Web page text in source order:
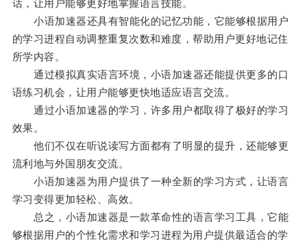
话，让用户能够更好地掌握语言技能。
小语加速器还具有智能化的记忆功能，它能够根据用户
的学习进程自动调整重复次数和难度，帮助用户更好地记住
所学内容。
通过模拟真实语言环境，小语加速器还能提供更多的口
语练习机会，让用户能够更快地适应语言交流。
通过小语加速器的学习，许多用户都取得了极好的学习
效果。
他们不仅在听说读写方面都有了明显的提升，还能够更
流利地与外国朋友交流。
小语加速器为用户提供了一种全新的学习方式，让语言
学习变得更加轻松、高效。
总之，小语加速器是一款革命性的语言学习工具，它能
够根据用户的个性化需求和学习进程为用户提供最适合的学